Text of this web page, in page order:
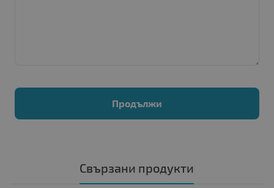
Продължи
Свързани продукти